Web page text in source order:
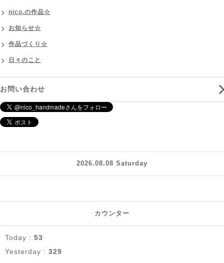
nico.の作品☆
お知らせ☆
作品づくり☆
日々のこと
お問い合わせ
2026.08.08 Saturday
カウンター
Today : 53
Yesterday : 329